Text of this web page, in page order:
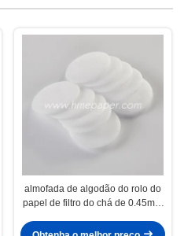
almofada de algodão do rolo do
papel de filtro do chá de 0.45mm